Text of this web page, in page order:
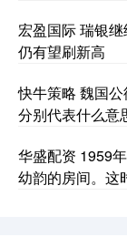
宏盈国际 瑞银
仍有望刷新高
快牛策略 魏国
分别代表什么意
华盛配资 1959
幼韵的房间。这